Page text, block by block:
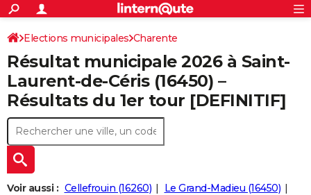
ACTUALITÉS
Politique
Société
Faits Divers
Education
Monde
Villes
+
SPORT
Coupe du monde 2026
Football
Tennis
Cyclisme
Rugby
Forum
Programme TV
TNT
Streaming
Cinéma
Sorties cinéma
Musique
+
FINANCE
Retraite
Impôts
Epargne
Immobilier
Risques naturels par ville
Banque
Assurance
CréditAUTO
Essais
Réserver un essai
Citadines
Berlines
SUV
Forum auto
+HIGH-TECH
Mobiles
Meilleur smartphone
Internet
Ordinateurs
Jeux vidéo
Guide high-tech
+
BRICOLAGE
S'inscrire
Connexion
Elections municipales Charente
Résultat municipale 2026 à Saint-
Laurent-de-Céris (16450) –
Résultats du 1er tour [DEFINITIF]
Voir aussi : Cellefrouin (16260)
Le Grand-Madieu (16450)